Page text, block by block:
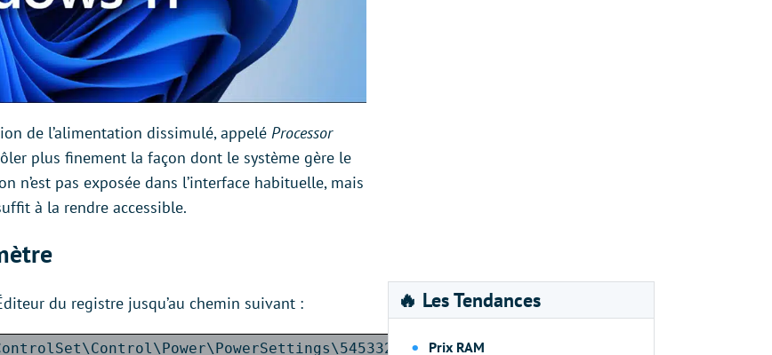
de l’alimentation dissimulé, appelé Processor
plus finement la façon dont le système gère le
n’est pas exposée dans l’interface habituelle, mais
à la rendre accessible.
du registre jusqu’au chemin suivant : 🔥 Les Tendances
Prix RAM